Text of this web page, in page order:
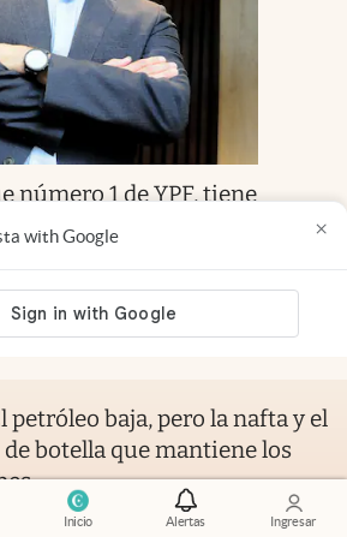
Inicio Alertas Ingresar
with Google ×
número 1 de YPF, tiene
invertir u$s
Muerta
petróleo baja, pero la nafta y el
botella que mantiene los
Members